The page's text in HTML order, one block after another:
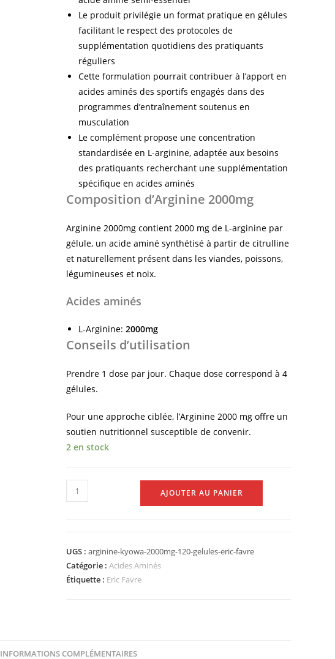
Le produit privilégie un format pratique en gélules
facilitant le respect des protocoles de
supplémentation quotidiens des pratiquants
réguliers
Cette formulation pourrait contribuer à l’apport en
acides aminés des sportifs engagés dans des
programmes d’entraînement soutenus en
musculation
Le complément propose une concentration
standardisée en L-arginine, adaptée aux besoins
des pratiquants recherchant une supplémentation
spécifique en acides aminés
Composition d’Arginine 2000mg
Arginine 2000mg contient 2000 mg de L-arginine par
gélule, un acide aminé synthétisé à partir de citrulline
et naturellement présent dans les viandes, poissons,
légumineuses et noix.
Acides aminés
L-Arginine:2000mg
Conseils d’utilisation
Prendre 1 dose par jour. Chaque dose correspond à 4
gélules.
Pour une approche ciblée, l’Arginine 2000 mg offre un
soutien nutritionnel susceptible de convenir.
2 en stock
AJOUTER AU PANIER
UGS :arginine-kyowa-2000mg-120-gelules-eric-favre
Catégorie :Acides Aminés
Étiquette : Eric Favre
INFORMATIONS COMPLÉMENTAIRES